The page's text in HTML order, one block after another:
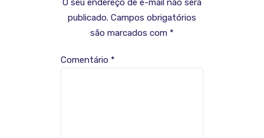
O seu endereço de e-mail não será
publicado. Campos obrigatórios
são marcados com *
Comentário *